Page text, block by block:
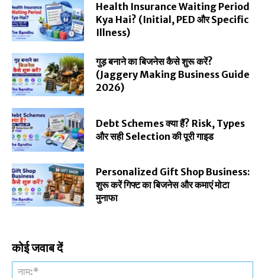
Health Insurance Waiting Period
Kya Hai? (Initial, PED और Specific
Illness)
गुड़ बनाने का बिजनेस कैसे शुरू करें?
(Jaggery Making Business Guide
2026)
Debt Schemes क्या हैं? Risk, Types
और सही Selection की पूरी गाइड
Personalized Gift Shop Business:
शुरू करें गिफ्ट का बिजनेस और कमाएं मोटा
मुनाफा
कोई जवाब दें